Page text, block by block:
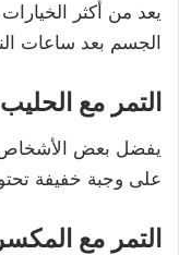
يعد من أكثر
الجسم بعد ساعات
التمر مع الحليب
يفضل بعض الأشخاص
على وجبة خفيفة
التمر مع